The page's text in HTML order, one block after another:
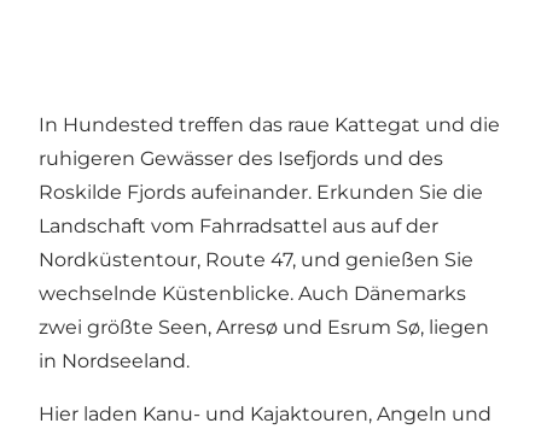
In Hundested treffen das raue Kattegat und die
ruhigeren Gewässer des Isefjords und des
Roskilde Fjords aufeinander. Erkunden Sie die
Landschaft vom Fahrradsattel aus auf der
Nordküstentour, Route 47, und genießen Sie
wechselnde Küstenblicke. Auch Dänemarks
zwei größte Seen, Arresø und Esrum Sø, liegen
in Nordseeland.
Hier laden Kanu- und Kajaktouren, Angeln und